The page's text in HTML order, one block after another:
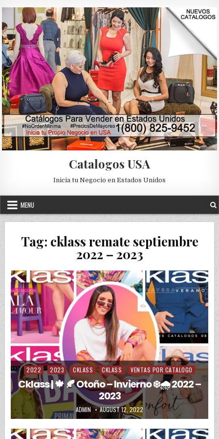
Catalogos USA
Inicia tu Negocio en Estados Unidos
MENU
Tag: cklass remate septiembre
2022 – 2023
Posted in
2022 2023 CKLASS CKLASS VENTAS POR CATALOGO
Cklass | 🍁 🍂 Otoño – Invierno ❄️🌧️ 2022 –
2023
AUTHOR:
ADMIN PUBLISHED DATE:
AUGUST 12, 2022